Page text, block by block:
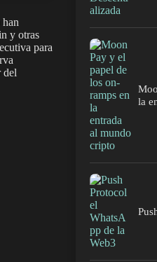
han
y otras
para
del
la